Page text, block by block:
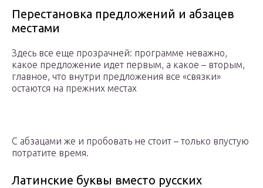
Перестановка предложений и абзацев
местами
Здесь все еще прозрачней: программе неважно,
какое предложение идет первым, а какое – вторым,
главное, что внутри предложения все «связки»
остаются на прежних местах
С абзацами же и пробовать не стоит – только впустую
потратите время.
Латинские буквы вместо русских